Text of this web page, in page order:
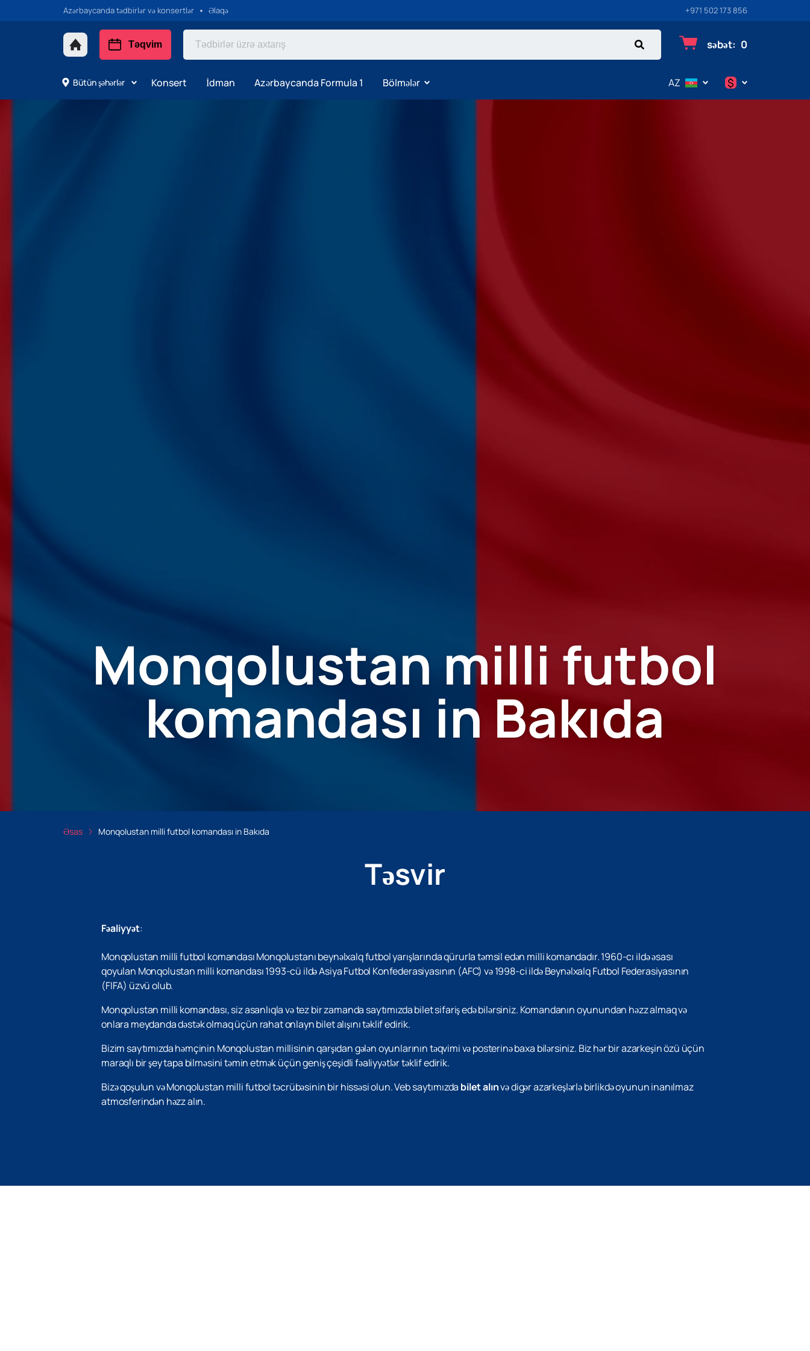
Azərbaycanda tədbirlər və konsertlər Əlaqə +971 502 173 856
Təqvim səbət: 0
Bütün şəhərlər Konsert İdman Azərbaycanda Formula 1 Bölmələr AZ $
Monqolustan milli futbol
komandası in Bakıda
Əsas Monqolustan milli futbol komandası in Bakıda
Təsvir
Fəaliyyət:
Monqolustan milli futbol komandası Monqolustanı beynəlxalq futbol yarışlarında qürurla təmsil edən milli komandadır. 1960-cı ildə əsası
qoyulan Monqolustan milli komandası 1993-cü ildə Asiya Futbol Konfederasiyasının (AFC) və 1998-ci ildə Beynəlxalq Futbol Federasiyasının
(FIFA) üzvü olub.
Monqolustan milli komandası, siz asanlıqla və tez bir zamanda saytımızda bilet sifariş edə bilərsiniz. Komandanın oyunundan həzz almaq və
onlara meydanda dəstək olmaq üçün rahat onlayn bilet alışını təklif edirik.
Bizim saytımızda həmçinin Monqolustan millisinin qarşıdan gələn oyunlarının təqvimi və posterinə baxa bilərsiniz. Biz hər bir azarkeşin özü üçün
maraqlı bir şey tapa bilməsini təmin etmək üçün geniş çeşidli fəaliyyətlər təklif edirik.
Bizə qoşulun və Monqolustan milli futbol təcrübəsinin bir hissəsi olun. Veb saytımızda bilet alınvə digər azarkeşlərlə birlikdə oyunun inanılmaz
atmosferindən həzz alın.